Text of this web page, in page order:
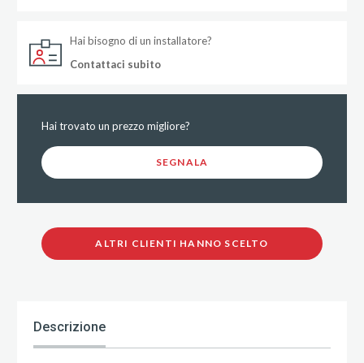
Hai bisogno di un installatore?
Contattaci subito
Hai trovato un prezzo migliore?
SEGNALA
ALTRI CLIENTI HANNO SCELTO
Descrizione